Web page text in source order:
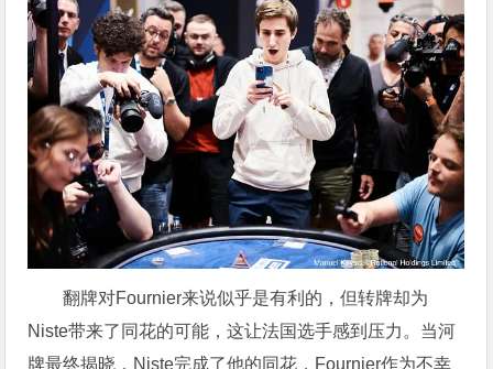
翻牌对Fournier来说似乎是有利的，但转牌却为
Niste带来了同花的可能，这让法国选手感到压力。当河
牌最终揭晓，Niste完成了他的同花，Fournier作为不幸